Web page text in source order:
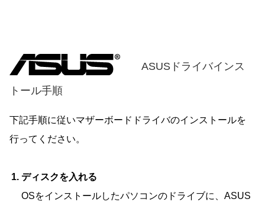
ASUSドライバインス
トール手順
下記手順に従いマザーボードドライバのインストールを
行ってください。
ディスクを入れる
OSをインストールしたパソコンのドライブに、ASUS